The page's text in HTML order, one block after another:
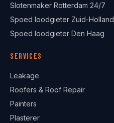
Slotenmaker Rotterdam 24/7
Spoed loodgieter Zuid-Holland
Spoed loodgieter Den Haag
Services
Leakage
Roofers & Roof Repair
Painters
Plasterer